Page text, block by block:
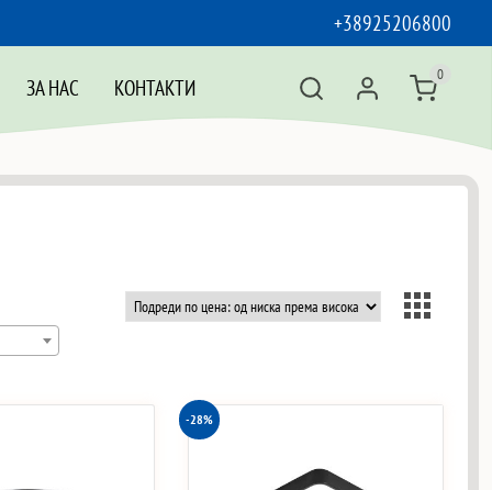
+38925206800
ЗА НАС КОНТАКТИ 0
-28%